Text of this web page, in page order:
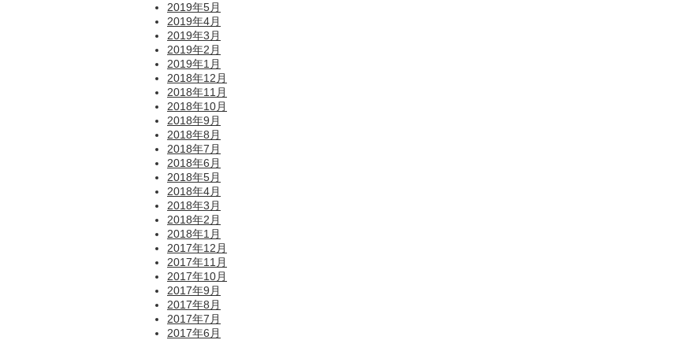
2019年5月
2019年4月
2019年3月
2019年2月
2019年1月
2018年12月
2018年11月
2018年10月
2018年9月
2018年8月
2018年7月
2018年6月
2018年5月
2018年4月
2018年3月
2018年2月
2018年1月
2017年12月
2017年11月
2017年10月
2017年9月
2017年8月
2017年7月
2017年6月